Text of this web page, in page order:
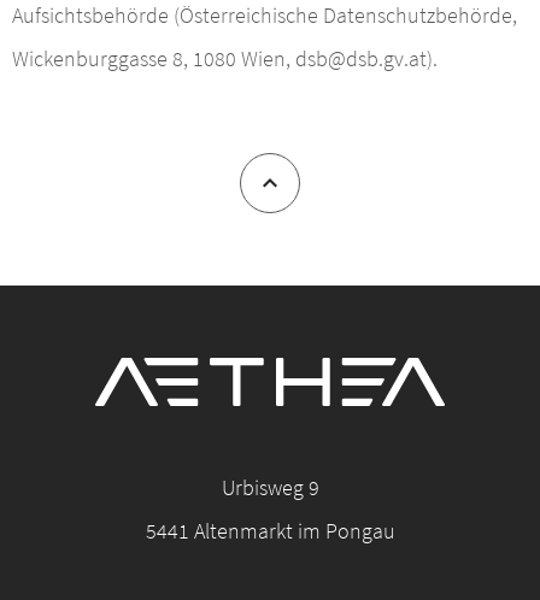
Aufsichtsbehörde (Österreichische Datenschutzbehörde,
Wickenburggasse 8, 1080 Wien, dsb@dsb.gv.at).
Urbisweg 9
5441 Altenmarkt im Pongau